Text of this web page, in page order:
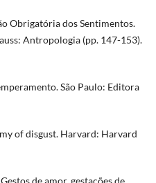
Obrigatória dos Sentimentos.
Antropologia (pp. 147-153).
São Paulo: Editora
of disgust. Harvard: Harvard